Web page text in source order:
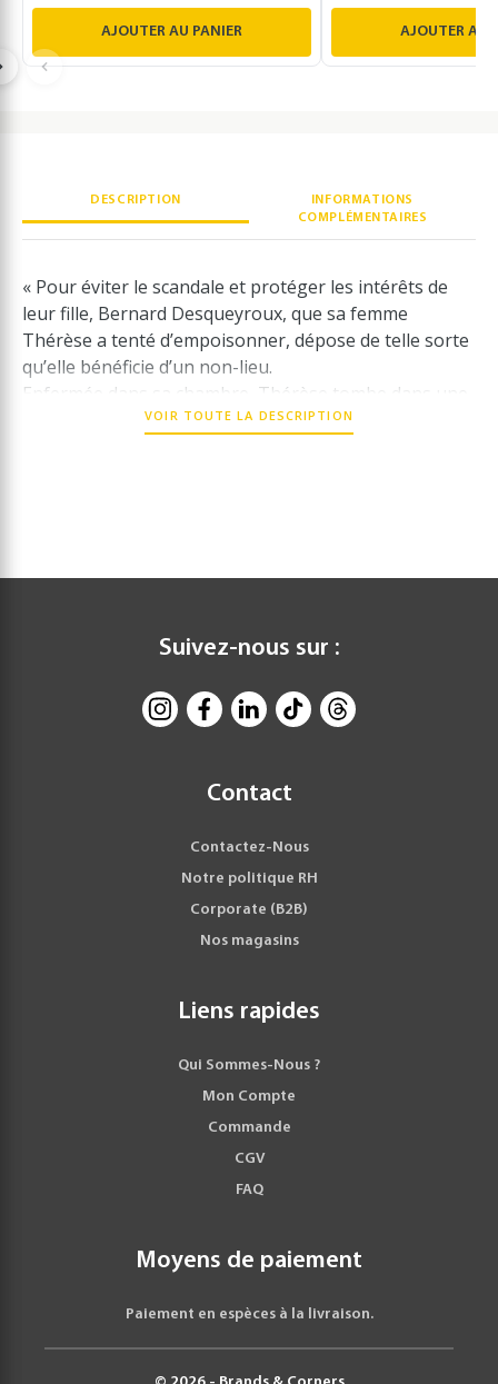
AJOUTER AU PANIER AJOUTER AU
DESCRIPTION
INFORMATIONS
COMPLÉMENTAIRES
« Pour éviter le scandale et protéger les intérêts de
leur fille, Bernard Desqueyroux, que sa femme
Thérèse a tenté d’empoisonner, dépose de telle sorte
qu’elle bénéficie d’un non-lieu.
Enfermée dans sa chambre, Thérèse tombe dans une
prostration si complète que son mari, effrayé, ne sait
VOIR TOUTE LA DESCRIPTION
Suivez-nous sur :
Contact
Contactez-Nous
Notre politique RH
Corporate (B2B)
Nos magasins
Liens rapides
Qui Sommes-Nous ?
Mon Compte
Commande
CGV
FAQ
Moyens de paiement
Paiement en espèces à la livraison.